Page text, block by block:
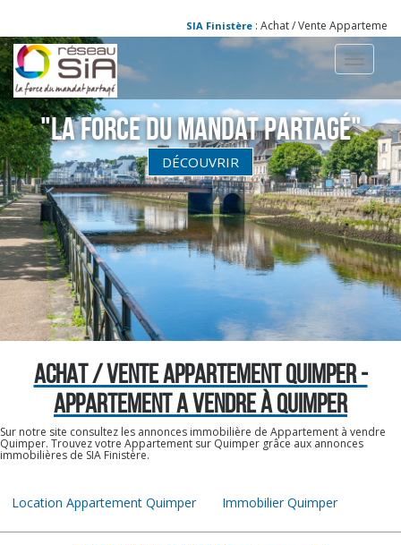
SIA Finistère: Achat / Vente Appartement
Toggle
"La Force du Mandat partagé"
DÉCOUVRIR
ACHAT / VENTE APPARTEMENT QUIMPER -
APPARTEMENT A VENDRE À QUIMPER
Sur notre site consultez les annonces immobilière de Appartement à vendre
Quimper. Trouvez votre Appartement sur Quimper grâce aux annonces
immobilières de SIA Finistère.
Location Appartement Quimper Immobilier Quimper